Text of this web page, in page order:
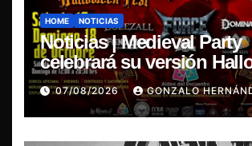
HOME NOTICIAS
Noticias | Medieval Party
celebrará su versión
Fest en Aldea del
07/08/2026 GONZALO